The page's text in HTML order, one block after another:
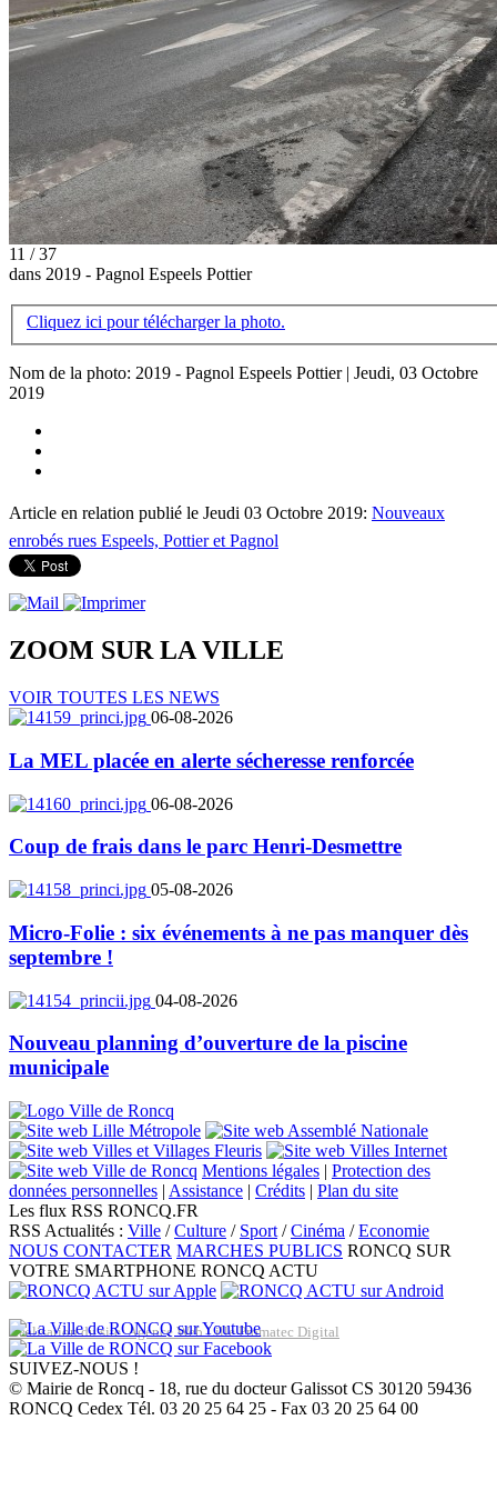
11 / 37
dans 2019 - Pagnol Espeels Pottier
Cliquez ici pour télécharger la photo.
Nom de la photo: 2019 - Pagnol Espeels Pottier | Jeudi, 03 Octobre
2019
Article en relation publié le Jeudi 03 Octobre 2019: Nouveaux
enrobés rues Espeels, Pottier et Pagnol
ZOOM SUR LAVILLE
VOIR TOUTES LES NEWS
06-08-2026
La MEL placée en alerte sécheresse renforcée
06-08-2026
Coup de frais dans le parc Henri-Desmettre
05-08-2026
Micro-Folie : six événements à ne pas manquer dès
septembre !
04-08-2026
Nouveau planning d’ouverture de la piscine
municipale
Mentions légales | Protection des
données personnelles | Assistance | Crédits | Plan du site
Les flux RSS RONCQ.FR
RSS Actualités : Ville /Culture / Sport /Cinéma /Economie
NOUS CONTACTER MARCHES PUBLICS RONCQ SUR
VOTRE SMARTPHONE RONCQ ACTU
Réalisation du site: Agence Web Lille Promatec Digital
SUIVEZ-NOUS !
© Mairie de Roncq - 18, rue du docteur Galissot CS 30120 59436
RONCQ Cedex Tél. 03 20 25 64 25 - Fax 03 20 25 64 00